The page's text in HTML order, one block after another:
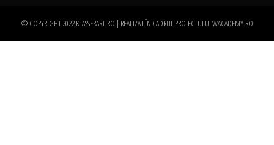
© COPYRIGHT 2022 KLASSERART.RO | REALIZAT ÎN CADRUL PROIECTULUIWACADEMY.RO